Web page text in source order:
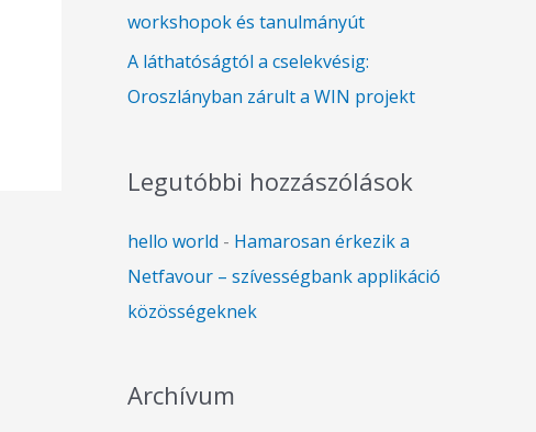
workshopok és tanulmányút
A láthatóságtól a cselekvésig:
Oroszlányban zárult a WIN projekt
Legutóbbi hozzászólások
hello world - Hamarosan érkezik a
Netfavour – szívességbank applikáció
közösségeknek
Archívum